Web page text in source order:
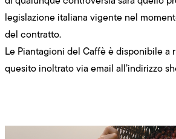
legislazione italiana vigente nel
del contratto.
Le Piantagioni del Caffè è disponibile a
quesito inoltrato via email all’indirizzo